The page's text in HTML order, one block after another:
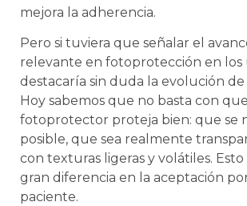
mejora la adherencia.
Pero si tuviera que señalar el
relevante en fotoprotección en los
destacaría sin duda la evolución de
Hoy sabemos que no basta con
fotoprotector proteja bien: que se
posible, que sea realmente
con texturas ligeras y volátiles.
gran diferencia en la aceptación
paciente.